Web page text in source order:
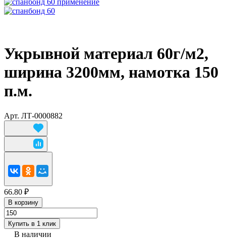
Укрывной материал 60г/м2,
ширина 3200мм, намотка 150
п.м.
Арт. ЛТ-0000882
66.80 ₽
В корзину
Купить в 1 клик
В наличии